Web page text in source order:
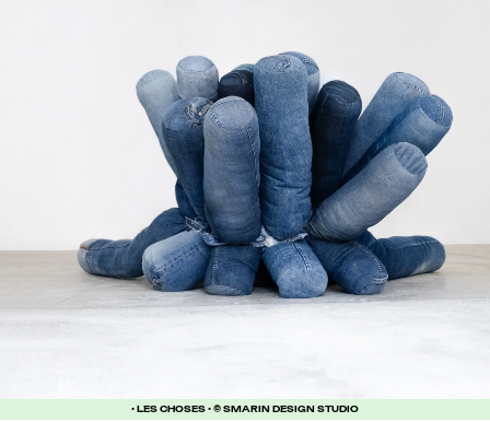
• LES CHOSES • © SMARIN DESIGN STUDIO